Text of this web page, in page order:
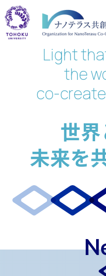
Light
the
co-
世
未来を